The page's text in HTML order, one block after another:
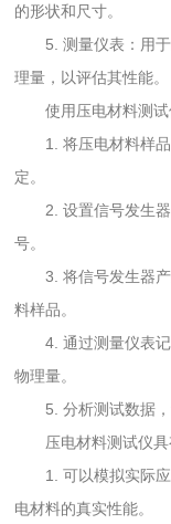
的形状和尺寸。
5. 测量仪表：用于
理量，以评估其性能。
使用压电材料测试
1. 将压电材料样品
定。
2. 设置信号发生器
号。
3. 将信号发生器产
料样品。
4. 通过测量仪表记
物理量。
5. 分析测试数据，
压电材料测试仪具
1. 可以模拟实际应
电材料的真实性能。